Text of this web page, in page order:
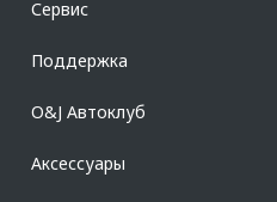
место нахождение
Сервис
Поддержка
O&J Автоклуб
Аксессуары